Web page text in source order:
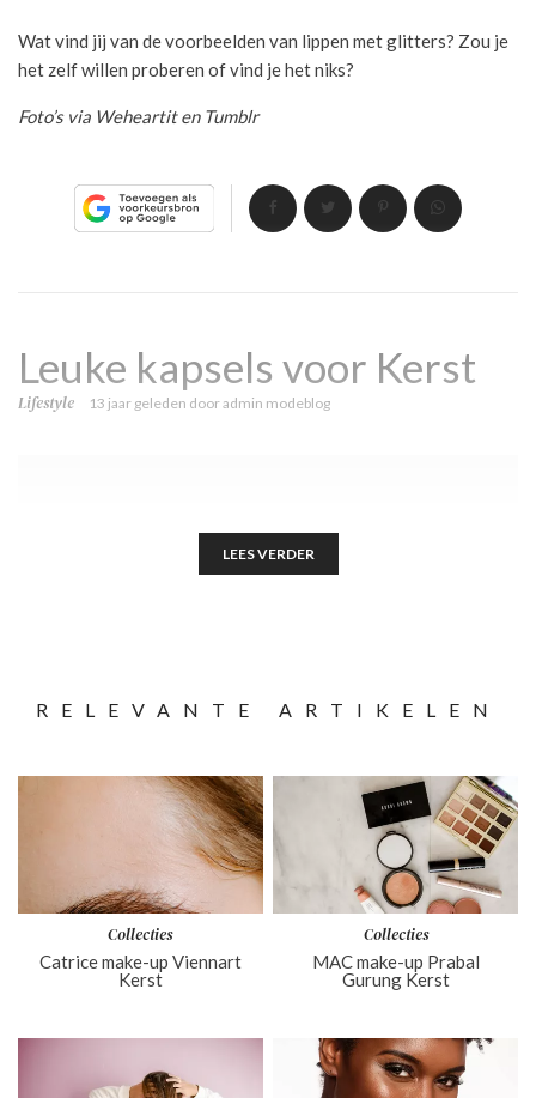
Wat vind jij van de voorbeelden van lippen met glitters? Zou je
het zelf willen proberen of vind je het niks?
Foto’s via Weheartit en Tumblr
Leuke kapsels voor Kerst
Lifestyle 13 jaar geleden dooradmin modeblog
LEES VERDER
RELEVANTE ARTIKELEN
Collecties
Catrice make-up Viennart
Kerst
Collecties
MAC make-up Prabal
Gurung Kerst